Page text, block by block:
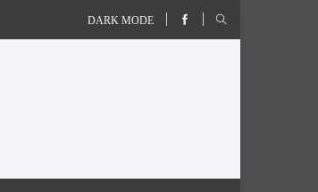
DARK MODE